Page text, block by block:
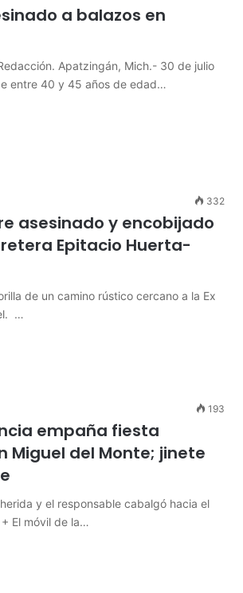
a balazos en
Apatzingán, Mich.- 30 de julio
entre 40 y 45 años de edad…
332
asesinado y encobijado
Epitacio Huerta-
de un camino rústico cercano a la Ex
…
193
empaña fiesta
Miguel del Monte; jinete
y el responsable cabalgó hacia el
El móvil de la…